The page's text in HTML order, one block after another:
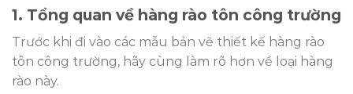
1. Tổng quan về hàng rào tôn công trường
Trước khi đi vào các mẫu bản vẽ thiết kế hàng rào
tôn công trường, hãy cùng làm rõ hơn về loại hàng
rào này.